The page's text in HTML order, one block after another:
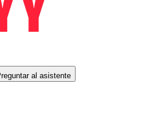
al asistente